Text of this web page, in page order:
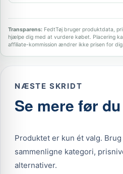
Transparens: FedtTøj bruger produktdata,
hjælpe dig med at vurdere købet. Placering
affiliate-kommission ændrer ikke prisen for dig.
NÆSTE SKRIDT
Se mere før
Produktet er kun ét valg.
sammenligne kategori,
alternativer.